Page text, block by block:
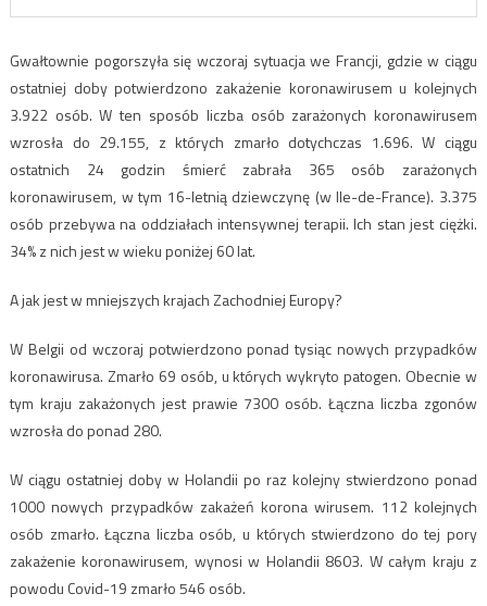
Gwałtownie pogorszyła się wczoraj sytuacja we Francji, gdzie w ciągu
ostatniej doby potwierdzono zakażenie koronawirusem u kolejnych
3.922 osób. W ten sposób liczba osób zarażonych koronawirusem
wzrosła do 29.155, z których zmarło dotychczas 1.696. W ciągu
ostatnich 24 godzin śmierć zabrała 365 osób zarażonych
koronawirusem, w tym 16-letnią dziewczynę (w Ile-de-France). 3.375
osób przebywa na oddziałach intensywnej terapii. Ich stan jest ciężki.
34% z nich jest w wieku poniżej 60 lat.
A jak jest w mniejszych krajach Zachodniej Europy?
W Belgii od wczoraj potwierdzono ponad tysiąc nowych przypadków
koronawirusa. Zmarło 69 osób, u których wykryto patogen. Obecnie w
tym kraju zakażonych jest prawie 7300 osób. Łączna liczba zgonów
wzrosła do ponad 280.
W ciągu ostatniej doby w Holandii po raz kolejny stwierdzono ponad
1000 nowych przypadków zakażeń korona wirusem. 112 kolejnych
osób zmarło. Łączna liczba osób, u których stwierdzono do tej pory
zakażenie koronawirusem, wynosi w Holandii 8603. W całym kraju z
powodu Covid-19 zmarło 546 osób.